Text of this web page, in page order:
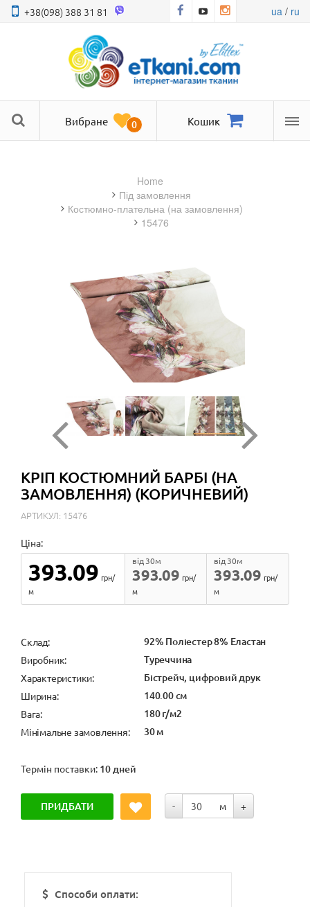
+38(098) 388 31 81 ua/ ru
Вибране 0 Кошик
Home
під замовлення
костюмно-плательна (на замовлення)
15476
КРІП КОСТЮМНИЙ БАРБІ (НА
ЗАМОВЛЕННЯ) (КОРИЧНЕВИЙ)
АРТИКУЛ: 15476
Ціна:
393.09 грн/
м
393.09
від 30м
грн/
м
393.09
від 30м
грн/
м
Cклад: 92% Поліестер 8% Еластан
Виробник: Туреччина
Характеристики: Бістрейч, цифровий друк
Ширина: 140.00 см
Вага: 180 г/м2
Мінімальне замовлення: 30 м
Термін поставки: 10 дней
ПРИДБАТИ - м +
Способи оплати: